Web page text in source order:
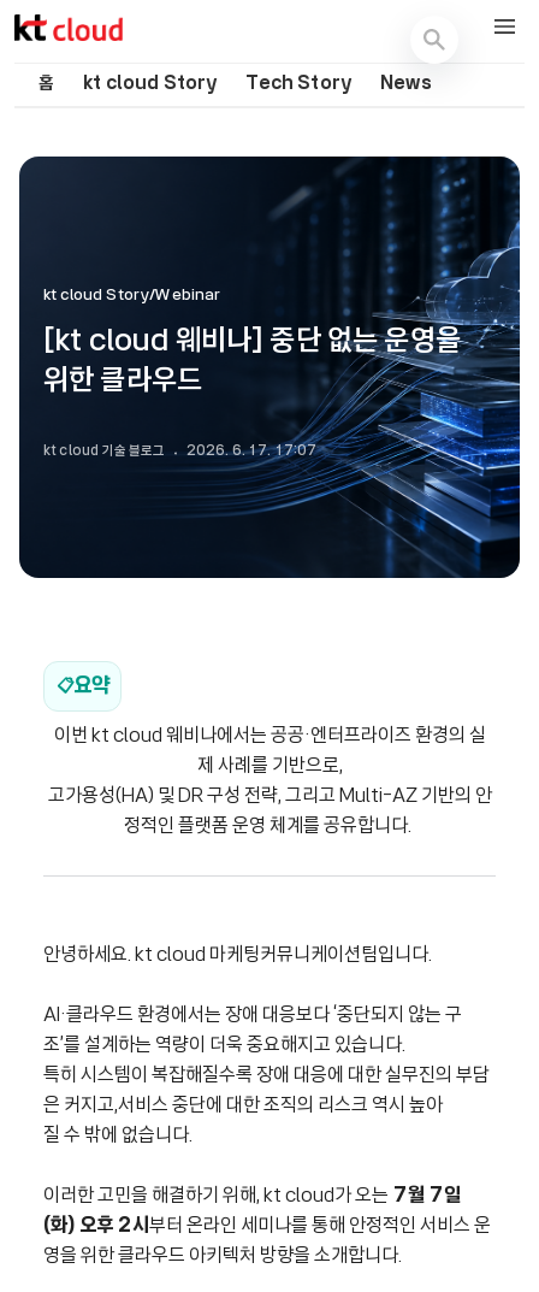
기술 블로그 (Tech) | kt cloud
홈 kt cloud Story Tech Story News
kt cloud Story/Webinar
[kt cloud 웨비나] 중단 없는 운영을
위한 클라우드
kt cloud 기술 블로그 2026. 6. 17. 17:07
📋요약
이번 kt cloud 웨비나에서는 공공·엔터프라이즈 환경의 실
제 사례를 기반으로,
고가용성(HA) 및 DR 구성 전략, 그리고 Multi-AZ 기반의 안
정적인 플랫폼 운영 체계를 공유합니다.
안녕하세요. kt cloud 마케팅커뮤니케이션팀입니다.
AI·클라우드 환경에서는 장애 대응보다 ‘중단되지 않는 구
조’를 설계하는 역량이 더욱 중요해지고 있습니다.
특히 시스템이 복잡해질수록 장애 대응에 대한 실무진의 부담
은 커지고,서비스 중단에 대한 조직의 리스크 역시 높아
질 수 밖에 없습니다.
이러한 고민을 해결하기 위해, kt cloud가 오는 7월 7일
(화) 오후 2시 부터 온라인 세미나를 통해 안정적인 서비스 운
영을 위한 클라우드 아키텍처 방향을 소개합니다.